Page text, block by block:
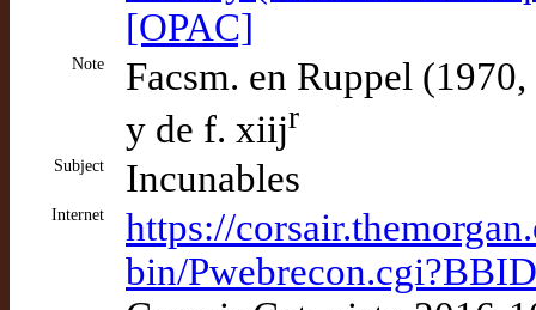
[OPAC]
Note
Facsm. en Ruppel
y de f. xiijr
Subject Incunables
Internet
https://
bin/